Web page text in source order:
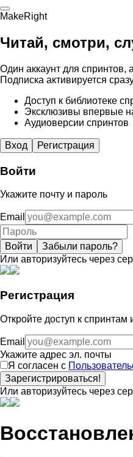
MakeRight
Читай, смотри,
Один аккаунт для спринтов,
Подписка активируется
Доступ к библиотеке
Эксклюзивы впервые
Аудиоверсии спринтов
Вход Регистрация
Войти
Укажите почту и пароль
Email
Войти
Забыли пароль?
Или авторизуйтесь через
Регистрация
Откройте доступ к спринтам
Email
Укажите адрес эл. почты
Я согласен с
Зарегистрироваться!
Или авторизуйтесь через